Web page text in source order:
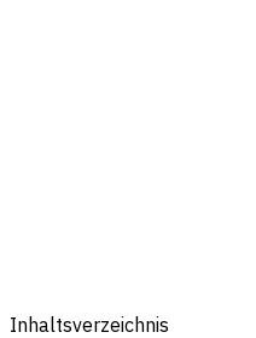
Inhaltsverzeichnis